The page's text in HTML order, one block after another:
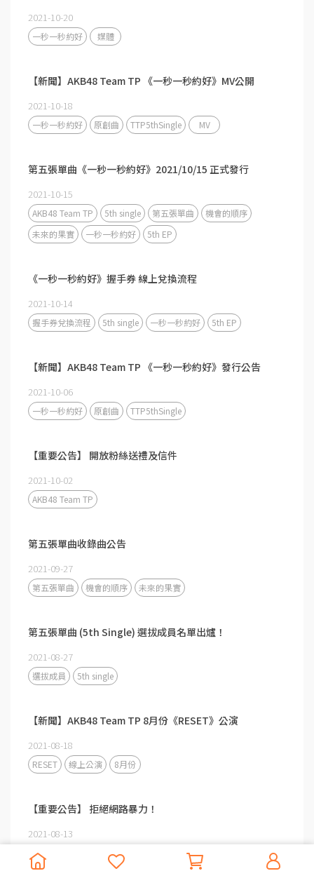
2021-10-20
一秒一秒約好 媒體
【新聞】AKB48 Team TP 《一秒一秒約好》MV公開
2021-10-18
一秒一秒約好 原創曲 TTP5thSingle MV
第五張單曲《一秒一秒約好》2021/10/15 正式發行
2021-10-15
AKB48 Team TP 5th single 第五張單曲
機會的順序
未來的果實
一秒一秒約好 5th EP
《一秒一秒約好》握手券 線上兌換流程
2021-10-14
握手券兌換流程 5th single 一秒一秒約好 5th EP
【新聞】AKB48 Team TP 《一秒一秒約好》發行公告
2021-10-06
一秒一秒約好 原創曲 TTP5thSingle
【重要公告】 開放粉絲送禮及信件
2021-10-02
AKB48 Team TP
第五張單曲收錄曲公告
2021-09-27
第五張單曲 機會的順序 未來的果實
第五張單曲 (5th Single) 選拔成員名單出爐！
2021-08-27
選拔成員 5th single
【新聞】AKB48 Team TP 8月份《RESET》公演
2021-08-18
RESET 線上公演 8月份
【重要公告】 拒絕網路暴力！
2021-08-13
【新聞】AKB48 Team TP 參戰第三屆《AKB48 Group Asia